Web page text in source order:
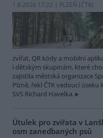
1.8.2026 17:22 | PLZEŇ (ČTK)
zvířat, QR kódy a mobilní
i dětským skupinám, které
zajistila městská organizace
Plzně, řekl ČTK vedoucí
SVS Richard Havelka.
Útulek pro zvířata v
osm zanedbaných psů